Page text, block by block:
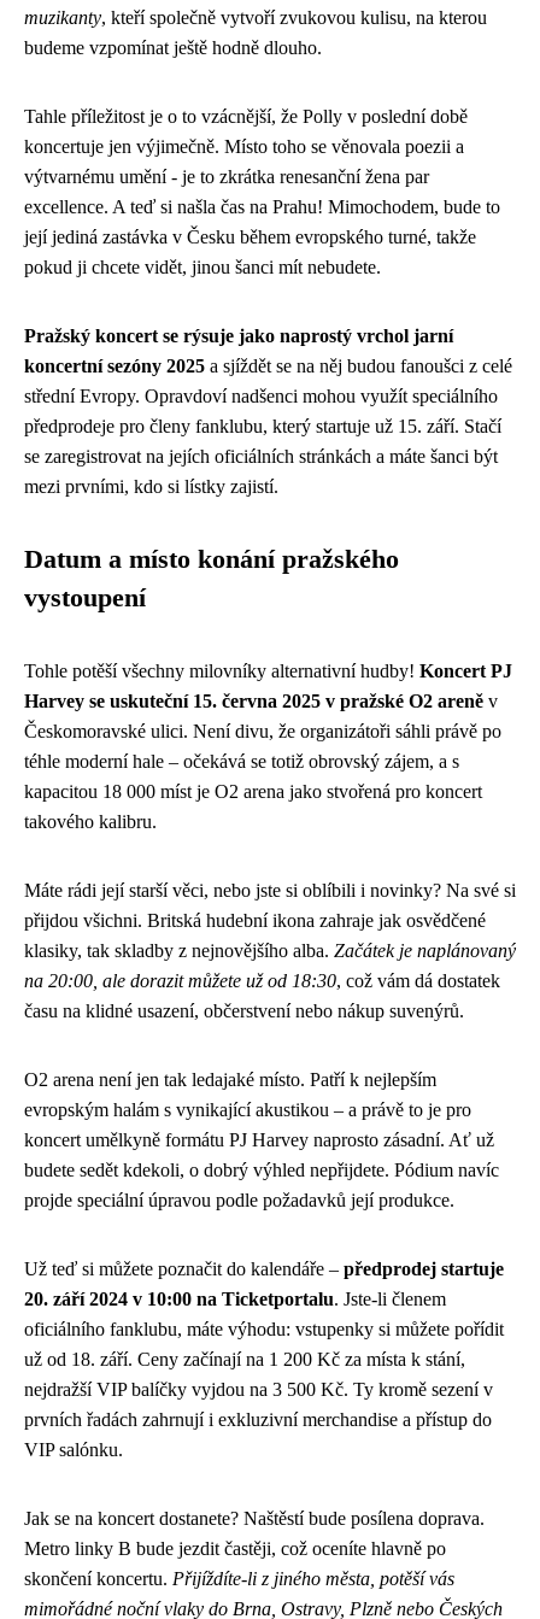
muzikanty, kteří společně vytvoří zvukovou kulisu, na kterou
budeme vzpomínat ještě hodně dlouho.
Tahle příležitost je o to vzácnější, že Polly v poslední době
koncertuje jen výjimečně. Místo toho se věnovala poezii a
výtvarnému umění - je to zkrátka renesanční žena par
excellence. A teď si našla čas na Prahu! Mimochodem, bude to
její jediná zastávka v Česku během evropského turné, takže
pokud ji chcete vidět, jinou šanci mít nebudete.
Pražský koncert se rýsuje jako naprostý vrchol jarní
koncertní sezóny 2025 a sjíždět se na něj budou fanoušci z celé
střední Evropy. Opravdoví nadšenci mohou využít speciálního
předprodeje pro členy fanklubu, který startuje už 15. září. Stačí
se zaregistrovat na jejích oficiálních stránkách a máte šanci být
mezi prvními, kdo si lístky zajistí.
Datum a místo konání pražského
vystoupení
Tohle potěší všechny milovníky alternativní hudby! Koncert PJ
Harvey se uskuteční 15. června 2025 v pražské O2 areně v
Českomoravské ulici. Není divu, že organizátoři sáhli právě po
téhle moderní hale – očekává se totiž obrovský zájem, a s
kapacitou 18 000 míst je O2 arena jako stvořená pro koncert
takového kalibru.
Máte rádi její starší věci, nebo jste si oblíbili i novinky? Na své si
přijdou všichni. Britská hudební ikona zahraje jak osvědčené
klasiky, tak skladby z nejnovějšího alba. Začátek je naplánovaný
na 20:00, ale dorazit můžete už od 18:30, což vám dá dostatek
času na klidné usazení, občerstvení nebo nákup suvenýrů.
O2 arena není jen tak ledajaké místo. Patří k nejlepším
evropským halám s vynikající akustikou – a právě to je pro
koncert umělkyně formátu PJ Harvey naprosto zásadní. Ať už
budete sedět kdekoli, o dobrý výhled nepřijdete. Pódium navíc
projde speciální úpravou podle požadavků její produkce.
Už teď si můžete poznačit do kalendáře – předprodej startuje
20. září 2024 v 10:00 na Ticketportalu. Jste-li členem
oficiálního fanklubu, máte výhodu: vstupenky si můžete pořídit
už od 18. září. Ceny začínají na 1 200 Kč za místa k stání,
nejdražší VIP balíčky vyjdou na 3 500 Kč. Ty kromě sezení v
prvních řadách zahrnují i exkluzivní merchandise a přístup do
VIP salónku.
Jak se na koncert dostanete? Naštěstí bude posílena doprava.
Metro linky B bude jezdit častěji, což oceníte hlavně po
skončení koncertu. Přijíždíte-li z jiného města, potěší vás
mimořádné noční vlaky do Brna, Ostravy, Plzně nebo Českých